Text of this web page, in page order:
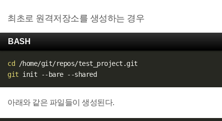
최초로 원격저장소를 생성하는 경우
BASH
cd
git
아래와 같은 파일들이 생성된다.